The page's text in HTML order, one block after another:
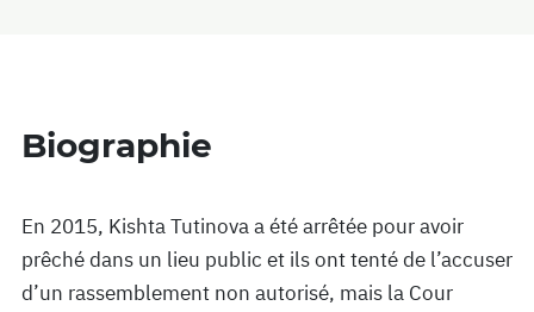
Biographie
En 2015, Kishta Tutinova a été arrêtée pour avoir
prêché dans un lieu public et ils ont tenté de l’accuser
d’un rassemblement non autorisé, mais la Cour